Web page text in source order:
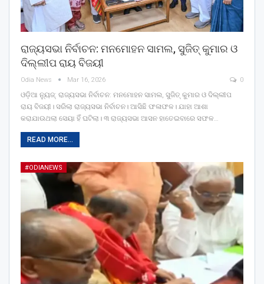
ରାଜ୍ୟସଭା ନିର୍ବାଚନ: ମନମୋହନ ସାମଲ, ସୁଜିତ୍ କୁମାର ଓ
ଦିଲ୍ଲୀପ ରାୟ ବିଜୟୀ
Odia News Mar 16, 2026 0
ଓଡ଼ିଆ ନ୍ୟୁଜ୍: ରାଜ୍ୟସଭା ନିର୍ବାଚନ: ମନମୋହନ ସାମଲ, ସୁଜିତ୍ କୁମାର ଓ ଦିଲ୍ଲୀପ
ରାୟ ବିଜୟୀ। ସରିଲା ରାଜ୍ୟସଭା ନିର୍ବାଚନ। ଆସିଛି ଫଳାଫଳ। ଯାହା ଆଶା
କରାଯାଉଥଲା ସେୟା ହିଁ ଘଟିଲା। ୩ ରାଜ୍ୟସଭା ଆସନ ହାତେଇବାରେ ସଫଳ…
READ MORE...
#ODIANEWS